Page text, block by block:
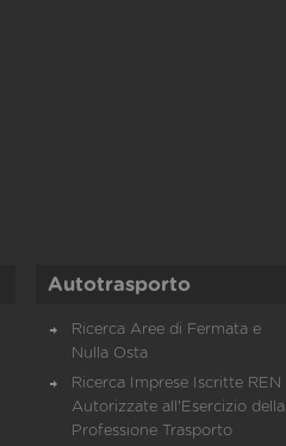
Autotrasporto
Ricerca Aree di Fermata e
Nulla Osta
Ricerca Imprese Iscritte REN
Autorizzate all'Esercizio della
Professione Trasporto